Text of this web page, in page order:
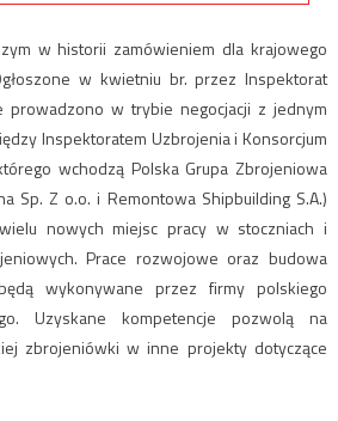
w historii zamówieniem dla krajowego
w kwietniu br. przez Inspektorat
prowadzono w trybie negocjacji z jednym
Inspektoratem Uzbrojenia i Konsorcjum
wchodzą Polska Grupa Zbrojeniowa
Sp. Z o.o. i Remontowa Shipbuilding S.A.)
nowych miejsc pracy w stoczniach i
Prace rozwojowe oraz budowa
wykonywane przez firmy polskiego
Uzyskane kompetencje pozwolą na
zbrojeniówki w inne projekty dotyczące